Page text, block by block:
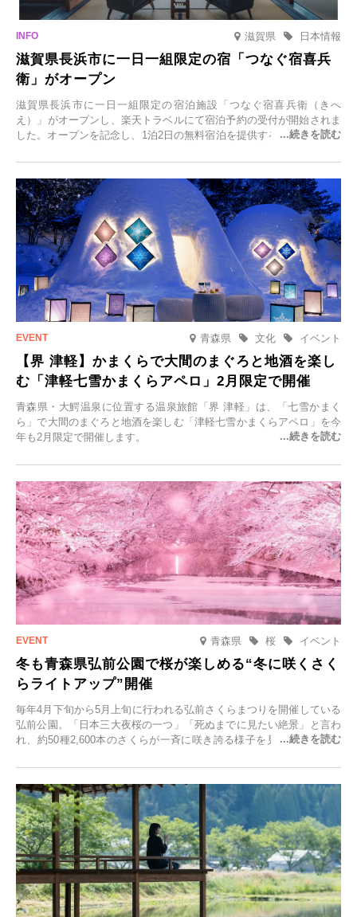
滋賀県 日本情報
滋賀県長浜市に一日一組限定の宿「つなぐ宿喜兵
衛」がオープン
滋賀県長浜市に一日一組限定の宿泊施設「つなぐ宿喜兵衛（きへ
え）」がオープンし、楽天トラベルにて宿泊予約の受付が開始されま
した。オープンを記念し、1泊2日の無料宿泊を提供するキャンペーン
一組限定の宿だからこそ叶う、大切な人との特別な時間を体験いただ
けます。
青森県 イベント
文化
【界 津軽】かまくらで大間のまぐろと地酒を楽し
む「津軽七雪かまくらアペロ」2月限定で開催
青森県・大鰐温泉に位置する温泉旅館「界 津軽」は、「七雪かまく
ら」で大間のまぐろと地酒を楽しむ「津軽七雪かまくらアペロ」を今
年も2月限定で開催します。
青森県 イベント
桜
冬も青森県弘前公園で桜が楽しめる“冬に咲くさく
らライトアップ”開催
毎年4月下旬から5月上旬に行われる弘前さくらまつりを開催している
弘前公園。「日本三大夜桜の一つ」「死ぬまでに見たい絶景」と言わ
れ、約50種2,600本のさくらが一斉に咲き誇る様子を見に、世界中か
日(月)～2026年2月28日(土)の期間、「冬に咲くさくらライトアップ」
を開催します。